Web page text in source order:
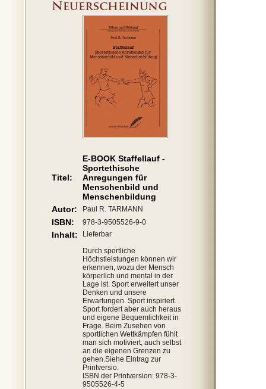
Titel:
E-BOOK Staffellauf -
Sportethische
Anregungen für
Menschenbild und
Menschenbildung
Autor:
Paul R. TARMANN
ISBN: 978-3-9505526-9-0
Inhalt:
Lieferbar
Durch sportliche
Höchstleistungen können wir
erkennen, wozu der Mensch
körperlich und mental in der
Lage ist. Sport erweitert unser
Denken und unsere
Erwartungen. Sport inspiriert.
Sport fordert aber auch heraus
und eigene Bequemlichkeit in
Frage. Beim Zusehen von
sportlichen Wettkämpfen fühlt
man sich motiviert, auch selbst
an die eigenen Grenzen zu
gehen.Siehe Eintrag zur
Printversio.
ISBN der Printversion: 978-3-
9505526-4-5